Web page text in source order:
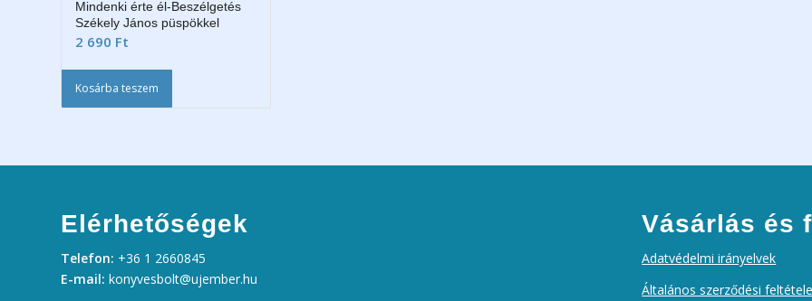
Mindenki érte él-Beszélgetés
Székely János püspökkel
2 690 Ft
Kosárba teszem
Elérhetőségek
Telefon: +36 1 2660845
E-mail: konyvesbolt@ujember.hu
Vásárlás és
Adatvédelmi irányelvek
Általános szerződési